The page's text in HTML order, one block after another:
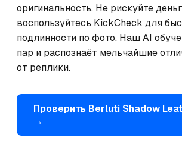
оригинальность. Не рискуйте
воспользуйтесь KickCheck для
подлинности по фото. Наш AI
пар и распознаёт мельчайшие
от реплики.
Проверить BerlutiShadow
→